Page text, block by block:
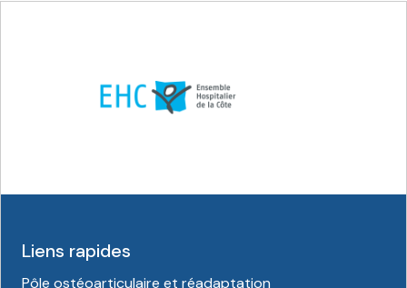
Liens rapides
Pôle ostéoarticulaire et réadaptation